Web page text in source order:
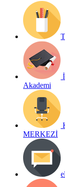
Akademi
MERKEZİ